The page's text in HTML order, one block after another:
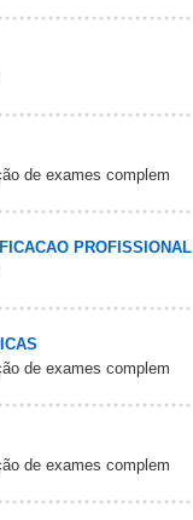
de exames complem
PROFISSIONAL
de exames complem
de exames complem